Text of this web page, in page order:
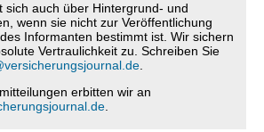
sich auch über Hintergrund- und
wenn sie nicht zur Veröffentlichung
Informanten bestimmt ist. Wir sichern
Vertraulichkeit zu. Schreiben Sie
erbitten wir an